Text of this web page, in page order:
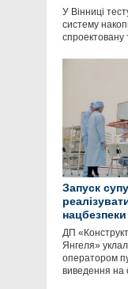
У Вінниці
систему
спроектовану
Запуск
ДП
Янгеля»
оператором
виведення на